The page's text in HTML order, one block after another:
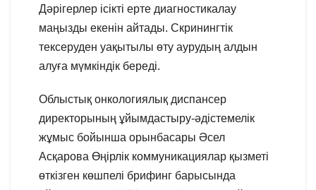
Дәрігерлер ісікті ерте диагностикалау
маңызды екенін айтады. Скринингтік
тексеруден уақытылы өту аурудың алдын
алуға мүмкіндік береді.
Облыстық онкологиялық диспансер
директорының ұйымдастыру-әдістемелік
жұмыс бойынша орынбасары Әсел
Асқарова Өңірлік коммуникациялар қызметі
өткізген көшпелі брифинг барысында